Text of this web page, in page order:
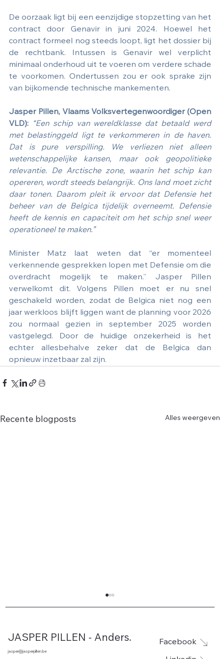
De oorzaak ligt bij een eenzijdige stopzetting van het
contract door Genavir in juni 2024. Hoewel het
contract formeel nog steeds loopt, ligt het dossier bij
de rechtbank. Intussen is Genavir wel verplicht
minimaal onderhoud uit te voeren om verdere schade
te voorkomen. Ondertussen zou er ook sprake zijn
van bijkomende technische mankementen.
Jasper Pillen, Vlaams Volksvertegenwoordiger (Open
VLD):
“Een schip van wereldklasse dat betaald werd
met belastinggeld ligt te verkommeren in de haven.
Dat is pure verspilling. We verliezen niet alleen
wetenschappelijke kansen, maar ook geopolitieke
relevantie. De Arctische zone, waarin het schip kan
opereren, wordt steeds belangrijk. Ons land moet zicht
daar tonen. Daarom pleit ik ervoor dat Defensie het
beheer van de Belgica tijdelijk overneemt. Defensie
heeft de kennis en capaciteit om het schip snel weer
operationeel te maken.”
Minister Matz laat weten dat “er momenteel
verkennende gesprekken lopen met Defensie om die
overdracht mogelijk te maken.” Jasper Pillen
verwelkomt dit. Volgens Pillen moet er nu snel
geschakeld worden, zodat de Belgica niet nog een
jaar werkloos blijft liggen want de planning voor 2026
zou normaal gezien in september 2025 worden
vastgelegd. Door de huidige onzekerheid is het
echter allesbehalve zeker dat de Belgica dan
opnieuw inzetbaar zal zijn.
Recente blogposts Alles weergeven
JASPER PILLEN - Anders.
jasper@jasperpillen.be
Facebook